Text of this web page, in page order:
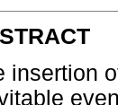
insertion